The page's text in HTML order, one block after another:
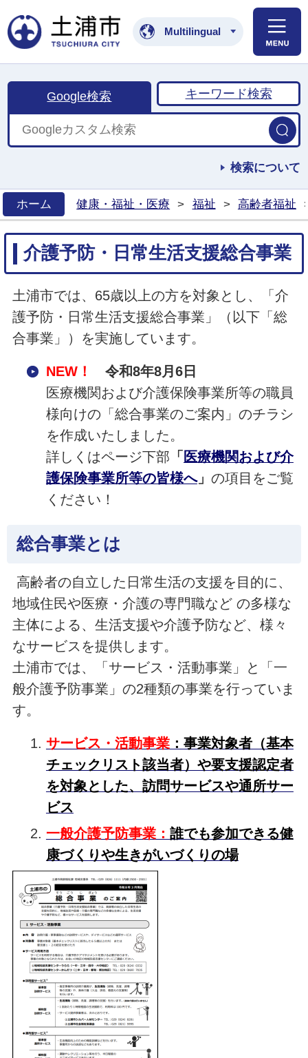
土浦市公式ホームペ
Multilingual
Google検索 キーワード検索
検索について
ホーム
健康・福祉・医療 > 福祉 > 高齢者福祉
介護予防・日常生活支援総合事業
土浦市では、65歳以上の方を対象とし、「介
護予防・日常生活支援総合事業」（以下「総
合事業」）を実施しています。
NEW！
令和8年8月6日
医療機関および介護保険事業所等の職員
様向けの「総合事業のご案内」のチラシ
を作成いたしました。
詳しくはページ下部 「 医療機関および介
護保険事業所等の皆様へ」 の項目をご覧
ください！
総合事業とは
高齢者の自立した日常生活の支援を目的に、
地域住民や医療・介護の専門職など の多様な
主体による、生活支援や介護予防など、様々
なサービスを提供します。
土浦市では、「サービス・活動事業」と「一
般介護予防事業」の2種類の事業を行っていま
す。
サービス・活動事業：事業対象者（基本
チェックリスト該当者）や要支援認定者
を対象とした、訪問サービスや通所サー
ビス
一般介護予防事業： 誰でも参加できる健
康づくりや生きがいづくりの場